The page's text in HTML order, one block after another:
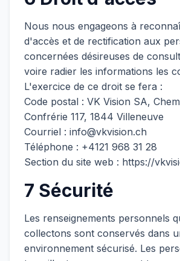
Nous nous engageons à
d'accès et de rectification aux
concernées désireuses de
voire radier les informations les
L'exercice de ce droit se fera :
Code postal : VK Vision SA,
Confrérie 117, 1844 Villeneuve
Courriel : info@vkvision.ch
Téléphone : +4121 968 31 28
Section du site web : https://
7 Sécurité
Les renseignements personnels
collectons sont conservés dans
environnement sécurisé. Les